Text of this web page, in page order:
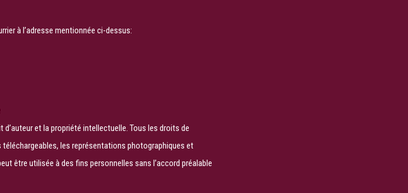
à l’adresse mentionnée ci-dessus:
et la propriété intellectuelle. Tous les droits de
les représentations photographiques et
être utilisée à des fins personnelles sans l’accord préalable